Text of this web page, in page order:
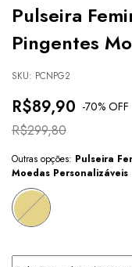
Pulseira
Pingentes
SKU: PCNPG2
R$89,90 -70% OFF
R$299,80
Outras opções: Pulseira
Moedas Personalizáveis